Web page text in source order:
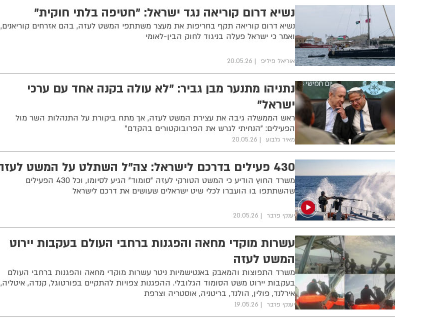
נשיא דרום קוריאה נגד ישראל: "חטיפה בלתי חוקית"
נשיא דרום קוריאה תקף בחריפות את מעצר משתתפי המשט לעזה, בהם אזרחים קוריאנים,
ואמר כי ישראל פעלה בניגוד לחוק הבין-לאומי
אוריאל פיליפ 20.05.26
נתניהו מתנער מבן גביר: "לא עולה בקנה אחד עם ערכי
ישראל"
ראש הממשלה גיבה את עצירת המשט לעזה, אך מתח ביקורת על התנהלות השר מול
הפעילים: "הנחיתי לגרש את הפרובוקטורים בהקדם"
מאיר גלבוע 20.05.26
430 פעילים בדרכם לישראל: צה"ל השתלט על המשט לעזה
משרד החוץ הודיע כי המשט הטורקי לעזה "סומוד" הגיע לסיומו, וכל 430 הפעילים
שהשתתפו בו הועברו לכלי שיט ישראלים שעושים את דרכם לישראל
יענקי פרבר 20.05.26
עשרות מוקדי מחאה והפגנות ברחבי העולם בעקבות יירוט
המשט לעזה
משרד התפוצות והמאבק באנטישמיות ניטר עשרות מוקדי מחאה והפגנות ברחבי העולם
בעקבות יירוט משט הסומוד הגלובלי. ההפגנות צפויות להתקיים בפורטוגל, קנדה, איטליה,
אירלנד, פולין, הולנד, בריטניה, אוסטריה וצרפת
יענקי פרבר 19.05.26